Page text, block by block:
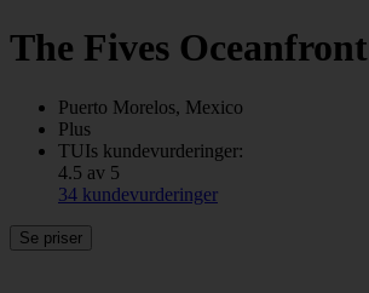
The Fives Oceanfront
Puerto Morelos, Mexico
Plus
TUIs kundevurderinger:
4.5 av 5
34 kundevurderinger
Se priser